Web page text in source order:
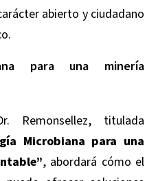
abierto y ciudadano
para una minería
Remonsellez, titulada
Microbiana para una
, abordará cómo el